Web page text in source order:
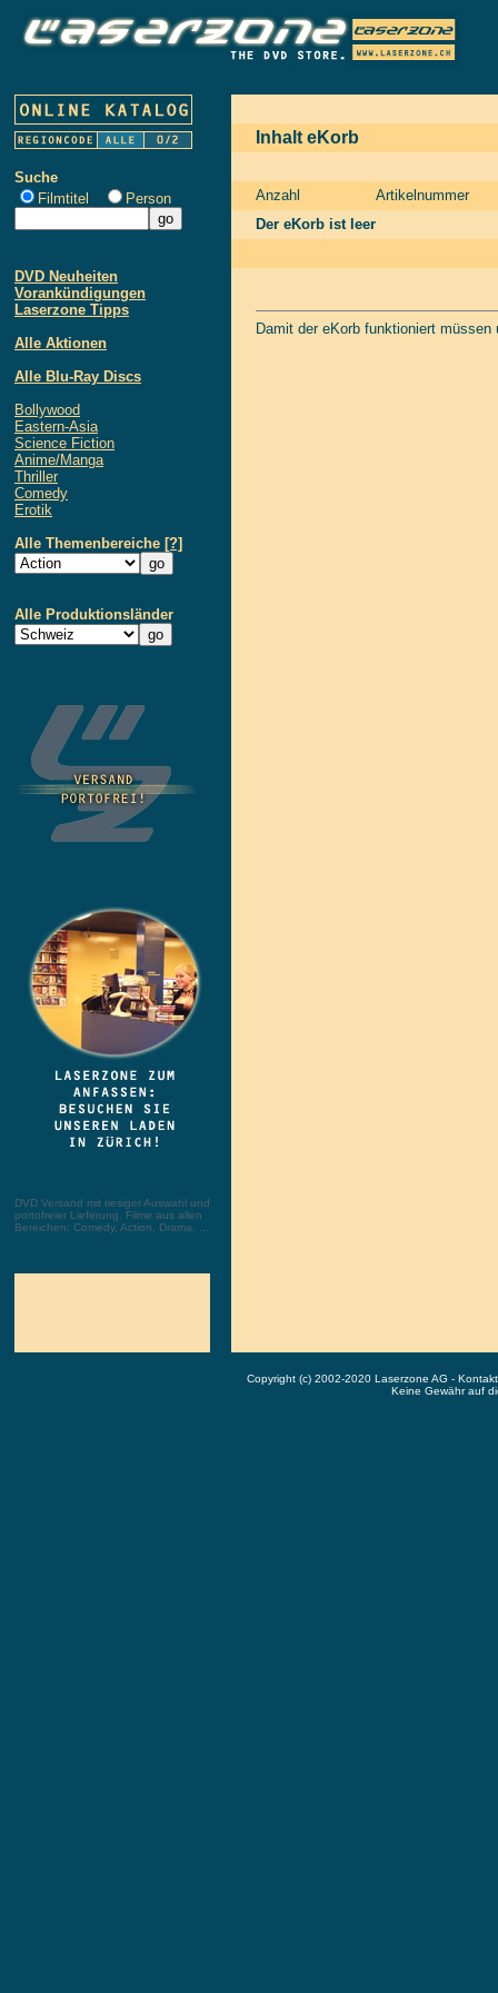
Suche
Filmtitel
Person
DVD Neuheiten
Vorankündigungen
Laserzone Tipps
Alle Aktionen
Alle Blu-Ray Discs
Bollywood
Eastern-Asia
Science Fiction
Anime/Manga
Thriller
Comedy
Erotik
Alle Themenbereiche [?]
Alle Produktionsländer
DVD Versand mit riesiger Auswahl und
portofreier Lieferung. Filme aus allen
Bereichen: Comedy, Action, Drama, ...
Inhalt eKorb
Anzahl
Artikelnummer
Der eKorb ist leer
Damit der eKorb funktioniert
Copyright (c) 2002-2020 Laserzone AG -
Keine Gewähr auf